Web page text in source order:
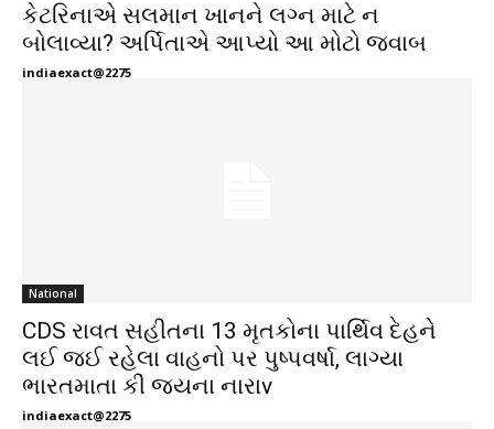
કેટરિનાએ સલમાન ખાનને લગ્ન માટે ન
બોલાવ્યા? અર્પિતાએ આપ્યો આ મોટો જવાબ
indiaexact@2275
National
CDS રાવત સહીતના 13 મૃતકોના પાર્થિવ દેહને
લઈ જઈ રહેલા વાહનો પર પુષ્પવર્ષા, લાગ્યા
ભારતમાતા કી જયના નારાv
indiaexact@2275